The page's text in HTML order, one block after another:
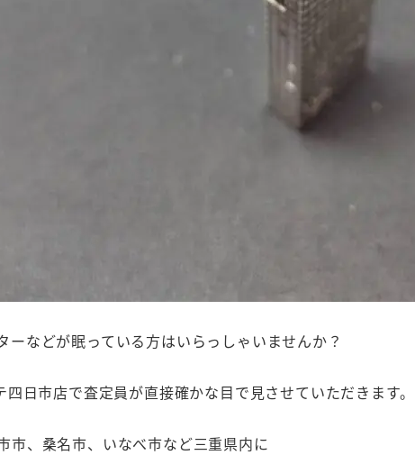
ーなどが眠っている方はいらっしゃいませんか？
日市店で査定員が直接確かな目で見させていただきます。
市、桑名市、いなべ市など三重県内に